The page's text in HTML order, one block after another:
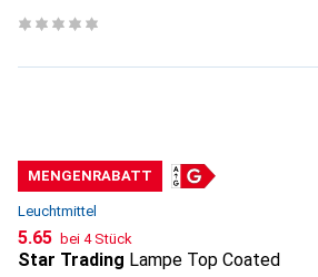
MENGENRABATT
Leuchtmittel
CHF
5.65 bei 4 Stück
Star Trading Lampe Top Coated